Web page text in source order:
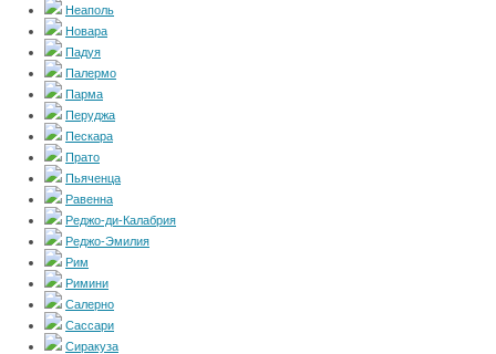
Неаполь
Новара
Падуя
Палермо
Парма
Перуджа
Пескара
Прато
Пьяченца
Равенна
Реджо-ди-Калабрия
Реджо-Эмилия
Рим
Римини
Салерно
Сассари
Сиракуза